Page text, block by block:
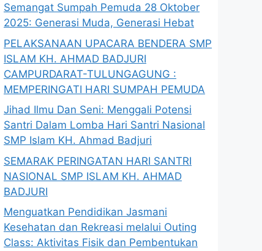
Semangat Sumpah Pemuda 28 Oktober
2025: Generasi Muda, Generasi Hebat
PELAKSANAAN UPACARA BENDERA SMP
ISLAM KH. AHMAD BADJURI
CAMPURDARAT-TULUNGAGUNG :
MEMPERINGATI HARI SUMPAH PEMUDA
Jihad Ilmu Dan Seni: Menggali Potensi
Santri Dalam Lomba Hari Santri Nasional
SMP Islam KH. Ahmad Badjuri
SEMARAK PERINGATAN HARI SANTRI
NASIONAL SMP ISLAM KH. AHMAD
BADJURI
Menguatkan Pendidikan Jasmani
Kesehatan dan Rekreasi melalui Outing
Class: Aktivitas Fisik dan Pembentukan